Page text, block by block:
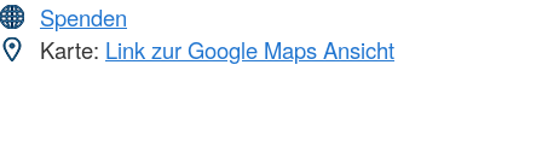
Spenden
Karte: Link zur Google Maps Ansicht